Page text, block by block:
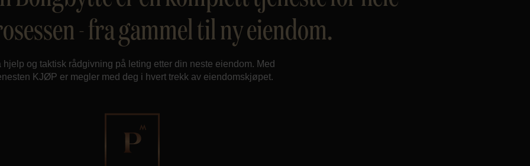
- fra gammel til ny eiendom.
hjelp og taktisk rådgivning på leting etter din neste eiendom. Med
KJØP er megler med deg i hvert trekk av eiendomskjøpet.